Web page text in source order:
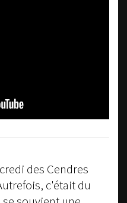
des Cendres
c'était du